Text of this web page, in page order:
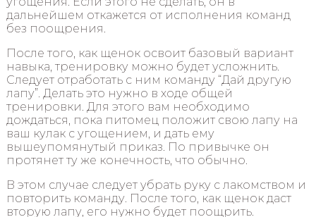
дальнейшем откажется от исполнения команд
без поощрения.
После того, как щенок освоит базовый вариант
навыка, тренировку можно будет усложнить.
Следует отработать с ним команду “Дай другую
лапу”. Делать это нужно в ходе общей
тренировки. Для этого вам необходимо
дождаться, пока питомец положит свою лапу на
ваш кулак с угощением, и дать ему
вышеупомянутый приказ. По привычке он
протянет ту же конечность, что обычно.
В этом случае следует убрать руку с лакомством и
повторить команду. После того, как щенок даст
вторую лапу, его нужно будет поощрить.